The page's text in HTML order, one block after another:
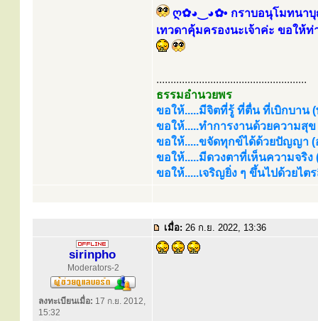
ღ✿◕‿◕✿• กราบอนุโมทนาบุ
เทวดาคุ้มครองนะเจ้าค่ะ ขอให้
.....................................................
ธรรมอำนวยพร
ขอให้.....มีจิตที่รู้ ที่ตื่น ที่เบิกบาน
ขอให้.....ทำการงานด้วยความสุ
ขอให้.....ขจัดทุกข์ได้ด้วยปัญญา (
ขอให้.....มีดวงตาที่เห็นความจริ
ขอให้.....เจริญยิ่ง ๆ ขึ้นไปด้วยไ
เมื่อ: 26 ก.ย. 2022, 13:36
sirinpho
Moderators-2
ลงทะเบียนเมื่อ: 17 ก.ย. 2012,
15:32